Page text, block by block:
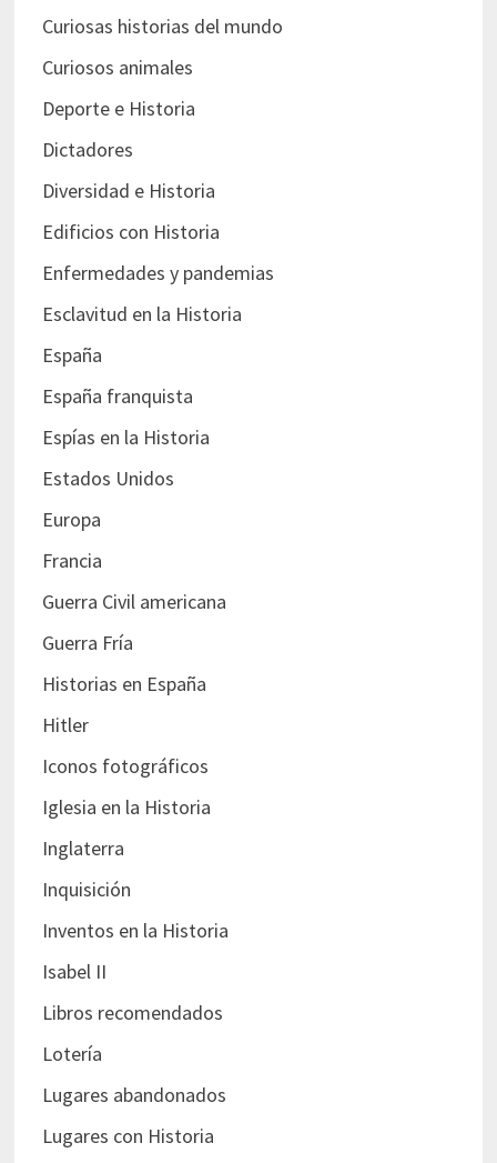
Curiosas historias del mundo
Curiosos animales
Deporte e Historia
Dictadores
Diversidad e Historia
Edificios con Historia
Enfermedades y pandemias
Esclavitud en la Historia
España
España franquista
Espías en la Historia
Estados Unidos
Europa
Francia
Guerra Civil americana
Guerra Fría
Historias en España
Hitler
Iconos fotográficos
Iglesia en la Historia
Inglaterra
Inquisición
Inventos en la Historia
Isabel II
Libros recomendados
Lotería
Lugares abandonados
Lugares con Historia